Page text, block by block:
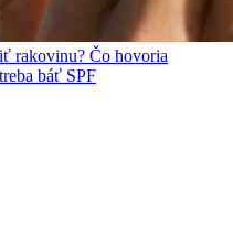
rakovinu? Čo hovoria
báť SPF